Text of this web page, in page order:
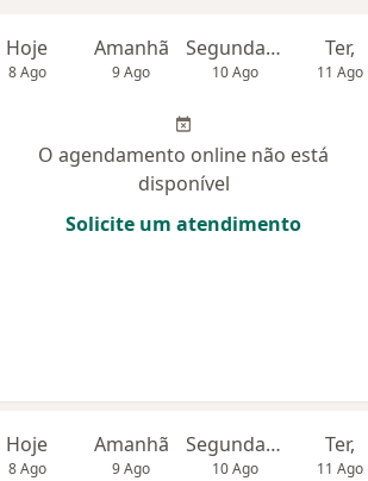
Hoje
8 Ago
Amanhã
9 Ago
Segunda-feira
10 Ago
Ter,
11 Ago
O agendamento online não está
disponível
Solicite um atendimento
Hoje
8 Ago
Amanhã
9 Ago
Segunda-feira
10 Ago
Ter,
11 Ago